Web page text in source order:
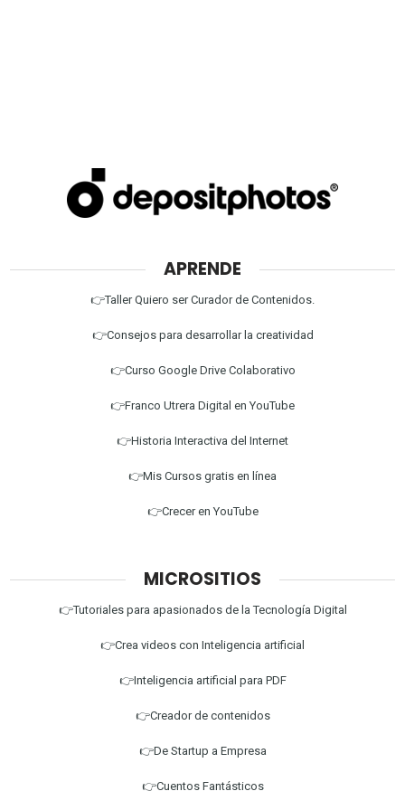
APRENDE
👉Taller Quiero ser Curador de Contenidos.
👉Consejos para desarrollar la creatividad
👉Curso Google Drive Colaborativo
👉Franco Utrera Digital en YouTube
👉Historia Interactiva del Internet
👉Mis Cursos gratis en línea
👉Crecer en YouTube
MICROSITIOS
👉Tutoriales para apasionados de la Tecnología Digital
👉Crea videos con Inteligencia artificial
👉Inteligencia artificial para PDF
👉Creador de contenidos
👉De Startup a Empresa
👉Cuentos Fantásticos